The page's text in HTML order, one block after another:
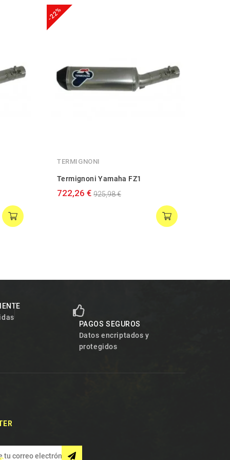
-22%
TERMIGNONI
Termignoni Yamaha FZ1
722,26 € 925,98 €
PAGOS SEGUROS
Datos encriptados y
protegidos